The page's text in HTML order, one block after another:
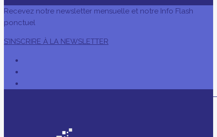
Recevez notre newsletter mensuelle et notre Info Flash
ponctuel
S’INSCRIRE À LA NEWSLETTER